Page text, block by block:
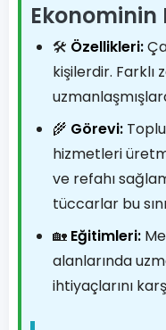
Ekonominin
🛠️ Özellikleri:
kişilerdir.
🌾 Görevi:
hizmetleri
ve refahı
tüccarlar bu
🏡 Eğitimleri:
alanlarında
ihtiyaçlarını